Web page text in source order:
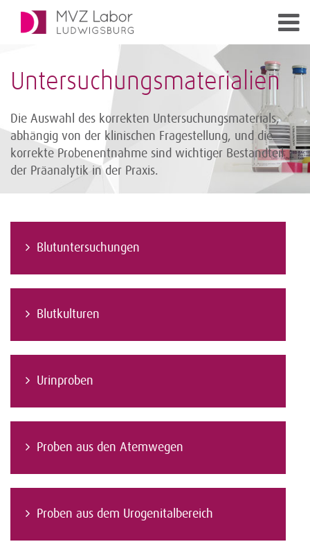
Untersuchungsmaterialien
Die Auswahl des korrekten Untersuchungsmaterials,
abhängig von der klinischen Fragestellung, und die
korrekte Probenentnahme sind wichtiger Bestandteil
der Präanalytik in der Praxis.
Blutuntersuchungen
Blutkulturen
Urinproben
Proben aus den Atemwegen
Proben aus dem Urogenitalbereich